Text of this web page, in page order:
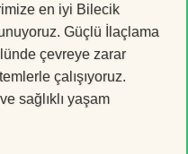
en iyi Bilecik
Güçlü İlaçlama
çevreye zarar
çalışıyoruz.
ve sağlıklı yaşam